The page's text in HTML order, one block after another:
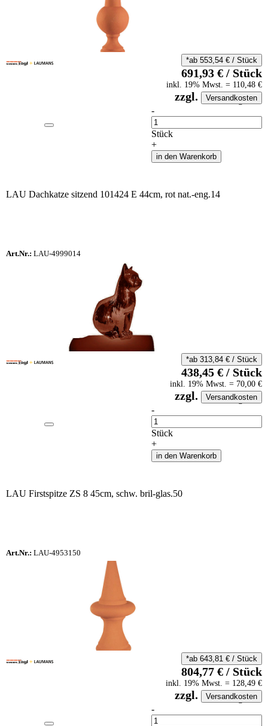
auf Anfrageliste
-
Anzahl
Stück
+
in den Warenkorb
*ab 553,54 €/ Stück
691,93 €/ Stück
inkl. 19% Mwst. = 110,48 €
zzgl. Versandkosten
LAU Dachkatze sitzend 101424 E 44cm, rot nat.-eng.14
Art.Nr.: LAU-4999014
auf Anfrageliste
-
Anzahl
Stück
+
in den Warenkorb
*ab 313,84 €/ Stück
438,45 €/ Stück
inkl. 19% Mwst. = 70,00 €
zzgl. Versandkosten
LAU Firstspitze ZS 8 45cm, schw. bril-glas.50
Art.Nr.: LAU-4953150
auf Anfrageliste
-
Anzahl
*ab 643,81 €/ Stück
804,77 €/ Stück
inkl. 19% Mwst. = 128,49 €
zzgl. Versandkosten